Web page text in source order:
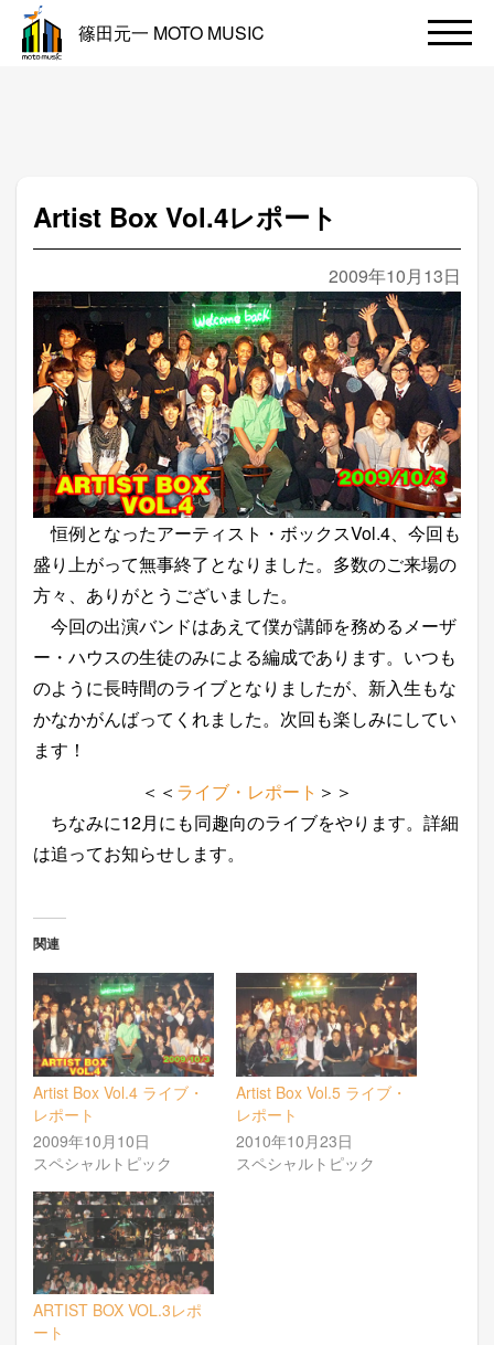
篠田元一 MOTO MUSIC
Artist Box Vol.4レポート
2009年10月13日
恒例となったアーティスト・ボックスVol.4、今回も
盛り上がって無事終了となりました。多数のご来場の
方々、ありがとうございました。
今回の出演バンドはあえて僕が講師を務めるメーザ
ー・ハウスの生徒のみによる編成であります。いつも
のように長時間のライブとなりましたが、新入生もな
かなかがんばってくれました。次回も楽しみにしてい
ます！
＜＜ ライブ・レポート ＞＞
ちなみに12月にも同趣向のライブをやります。詳細
は追ってお知らせします。
関連
Artist Box Vol.4 ライブ・
レポート
2009年10月10日
スペシャルトピック
Artist Box Vol.5 ライブ・
レポート
2010年10月23日
スペシャルトピック
ARTIST BOX VOL.3レポ
ート